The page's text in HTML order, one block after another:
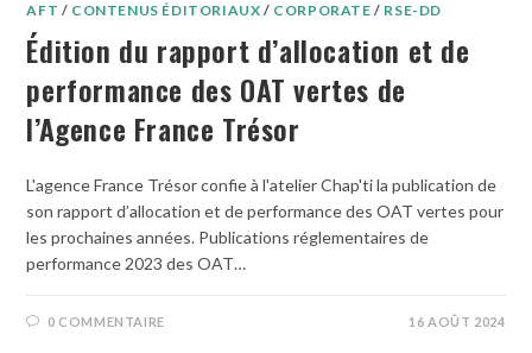
AFT / CONTENUS ÉDITORIAUX / CORPORATE / RSE-DD
Édition du rapport d’allocation et de
performance des OAT vertes de
l’Agence France Trésor
L'agence France Trésor confie à l'atelier Chap'ti la publication de
son rapport d’allocation et de performance des OAT vertes pour
les prochaines années. Publications réglementaires de
performance 2023 des OAT…
0 COMMENTAIRE 16 AOÛT 2024